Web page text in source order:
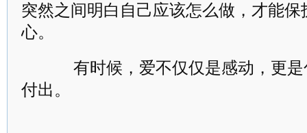
突然之间明白自己应该怎么做，才能
心。
有时候，爱不仅仅是感动，更是
付出。